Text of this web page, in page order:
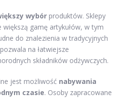
wybór produktów. Sklepy
gamę artykułów, w tym
do znalezienia w tradycyjnych
na łatwiejsze
składników odżywczych.
jest możliwość nabywania
czasie. Osoby zapracowane